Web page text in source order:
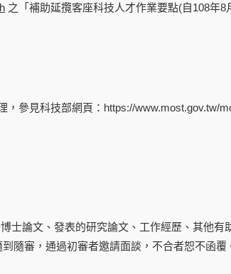
之「補助延攬客座科技人才作業要點(自108年8
，參見科技部網頁：https://www.most.gov.tw/
士論文、發表的研究論文、工作經歷、其他
隨審，通過初審者邀請面談，不合者恕不函覆